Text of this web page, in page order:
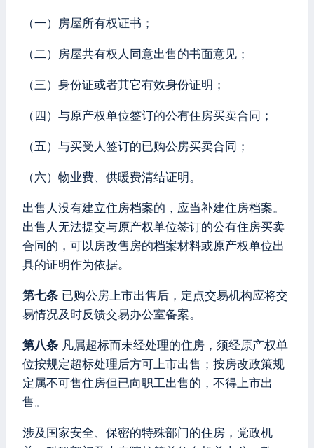
（一）房屋所有权证书；
（二）房屋共有权人同意出售的书面意见；
（三）身份证或者其它有效身份证明；
（四）与原产权单位签订的公有住房买卖合同；
（五）与买受人签订的已购公房买卖合同；
（六）物业费、供暖费清结证明。
出售人没有建立住房档案的，应当补建住房档案。
出售人无法提交与原产权单位签订的公有住房买卖
合同的，可以房改售房的档案材料或原产权单位出
具的证明作为依据。
第七条 已购公房上市出售后，定点交易机构应将交
易情况及时反馈交易办公室备案。
第八条 凡属超标而未经处理的住房，须经原产权单
位按规定超标处理后方可上市出售；按房改政策规
定属不可售住房但已向职工出售的，不得上市出
售。
涉及国家安全、保密的特殊部门的住房，党政机